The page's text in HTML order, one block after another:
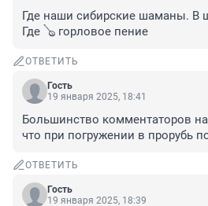
Где наши сибирские шаманы. В
Где 🪕 горловое пение
ОТВЕТИТЬ
Гость
19 января 2025, 18:41
Большинство комментаторов
что при погружении в прорубь
ОТВЕТИТЬ
Гость
19 января 2025, 18:39